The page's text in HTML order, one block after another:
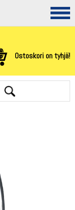
Ostoskori on tyhjä!